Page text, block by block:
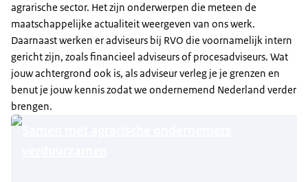
agrarische sector. Het zijn onderwerpen die meteen de
maatschappelijke actualiteit weergeven van ons werk.
Daarnaast werken er adviseurs bij RVO die voornamelijk intern
gericht zijn, zoals financieel adviseurs of procesadviseurs. Wat
jouw achtergrond ook is, als adviseur verleg je je grenzen en
benut je jouw kennis zodat we ondernemend Nederland verder
brengen.